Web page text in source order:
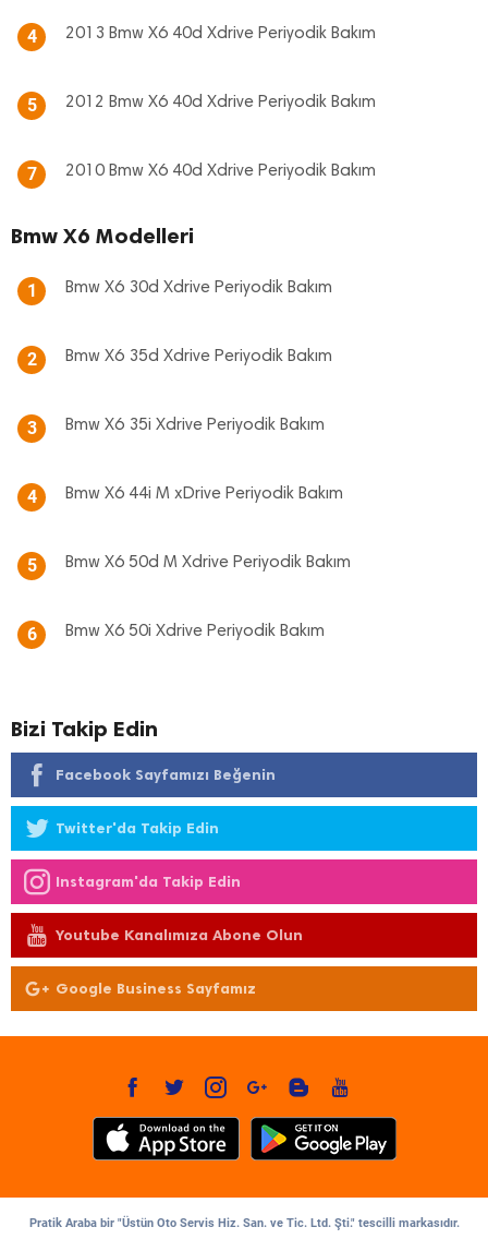
4 2013 Bmw X6 40d Xdrive Periyodik Bakım
5 2012 Bmw X6 40d Xdrive Periyodik Bakım
7 2010 Bmw X6 40d Xdrive Periyodik Bakım
Bmw X6 Modelleri
1 Bmw X6 30d Xdrive Periyodik Bakım
2 Bmw X6 35d Xdrive Periyodik Bakım
3 Bmw X6 35i Xdrive Periyodik Bakım
4 Bmw X6 44i M xDrive Periyodik Bakım
5 Bmw X6 50d M Xdrive Periyodik Bakım
6 Bmw X6 50i Xdrive Periyodik Bakım
Bizi Takip Edin
Facebook Sayfamızı Beğenin
Twitter'da Takip Edin
Instagram'da Takip Edin
Youtube Kanalımıza Abone Olun
Google Business Sayfamız
Pratik Araba bir "Üstün Oto Servis Hiz. San. ve Tic. Ltd. Şti." tescilli markasıdır.